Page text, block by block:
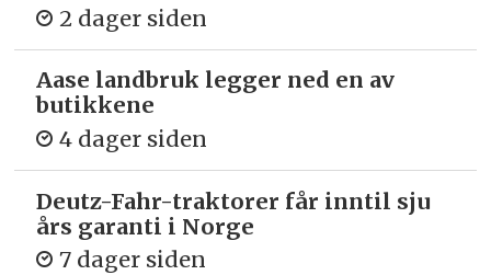
2 dager siden
Aase landbruk legger ned en av
butikkene
4 dager siden
Deutz-Fahr-traktorer får inntil sju
års garanti i Norge
7 dager siden